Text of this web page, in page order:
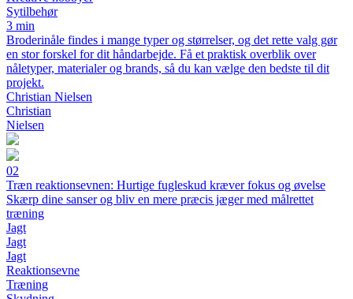
Sytilbehør
3 min
Broderinåle findes i mange typer og størrelser, og det rette valg gør
en stor forskel for dit håndarbejde. Få et praktisk overblik over
nåletyper, materialer og brands, så du kan vælge den bedste til dit
projekt.
Christian Nielsen
Christian
Nielsen
02
Træn reaktionsevnen: Hurtige fugleskud kræver fokus og øvelse
Skærp dine sanser og bliv en mere præcis jæger med målrettet
træning
Jagt
Jagt
Jagt
Reaktionsevne
Træning